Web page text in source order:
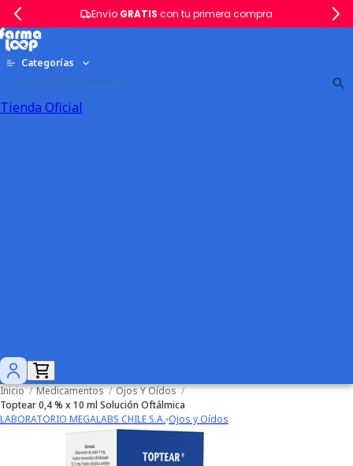
Envío GRATIS con tu primera compra
Categorías
Tienda Oficial
Inicio / Medicamentos / Ojos Y Oídos /
Toptear 0,4 % x 10 ml Solución Oftálmica
LABORATORIO MEGALABS CHILE S.A. Ojos y Oídos